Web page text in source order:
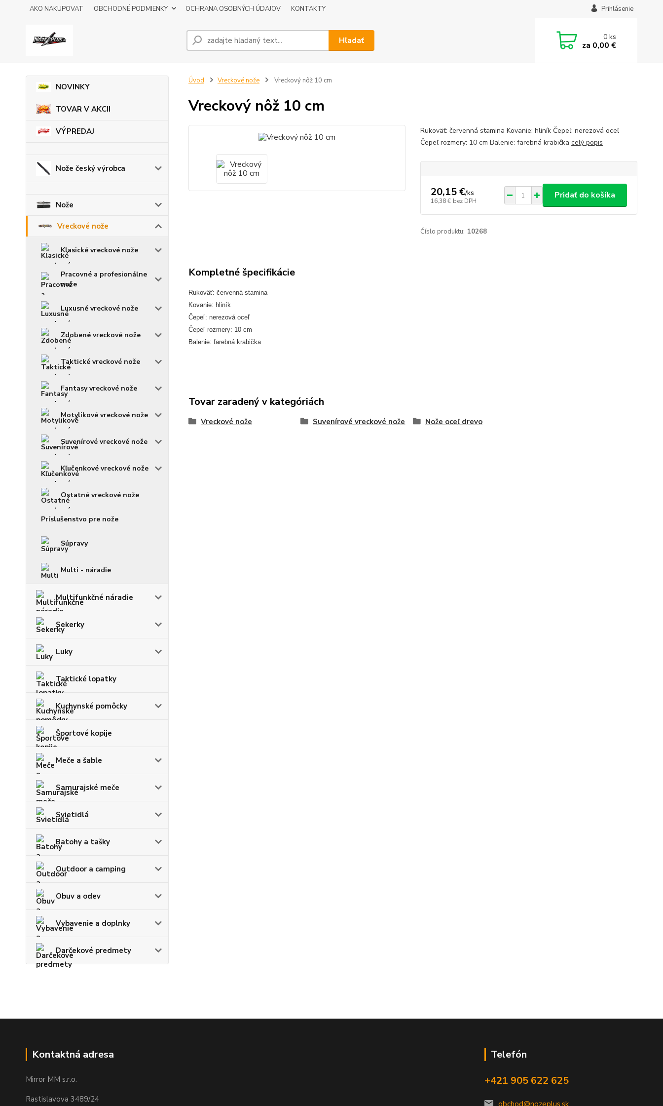
AKO NAKUPOVAT OBCHODNÉ PODMIENKY OCHRANA OSOBNÝCH ÚDAJOV KONTAKTY Prihlásenie
Hľadať 0ks
za 0,00 €
NOVINKY
TOVAR V AKCII
VÝPREDAJ
Nože český výrobca
Nože
Vreckové nože
Klasické vreckové nože
Pracovné a profesionálne
nože
Luxusné vreckové nože
Zdobené vreckové nože
Taktické vreckové nože
Fantasy vreckové nože
Motylikové vreckové nože
Suvenírové vreckové nože
Kľučenkové vreckové nože
Ostatné vreckové nože
Príslušenstvo pre nože
Súpravy
Multi - náradie
Multifunkčné náradie
Sekerky
Luky
Taktické lopatky
Kuchynské pomôcky
Športové kopije
Meče a šable
Samurajské meče
Svietidlá
Batohy a tašky
Outdoor a camping
Obuv a odev
Vybavenie a doplnky
Darčekové predmety
Úvod Vreckové nože Vreckový nôž 10 cm
Vreckový nôž 10 cm
Rukoväť: červenná stamina Kovanie: hliník Čepeľ: nerezová oceľ
Čepeľ rozmery: 10 cm Balenie: farebná krabička celý popis
20,15 €/ks
16,38 € bez DPH
Pridať do košíka
Číslo produktu: 10268
Kompletné špecifikácie
Rukoväť: červenná stamina
Kovanie: hliník
Čepeľ: nerezová oceľ
Čepeľ rozmery: 10 cm
Balenie: farebná krabička
Tovar zaradený v kategóriách
Vreckové nože Suvenírové vreckové nože Nože oceľ drevo
Kontaktná adresa
Mirror MM s.r.o.
Rastislavova 3489/24
Telefón
+421 905 622 625
obchod@nozeplus.sk